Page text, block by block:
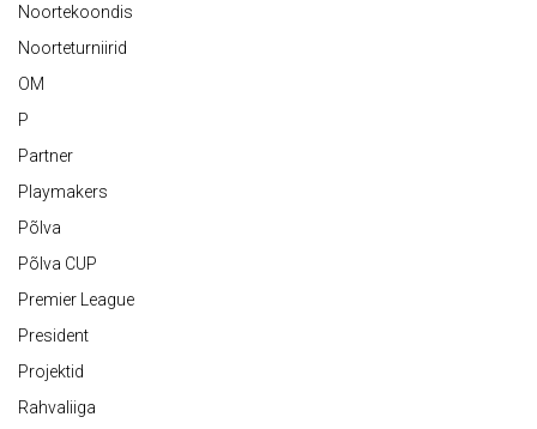
Noortekoondis
Noorteturniirid
OM
P
Partner
Playmakers
Põlva
Põlva CUP
Premier League
President
Projektid
Rahvaliiga